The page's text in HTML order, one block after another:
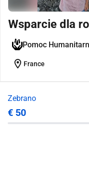
Wsparcie dla
Pomoc
location_on France
Zebrano
€ 50